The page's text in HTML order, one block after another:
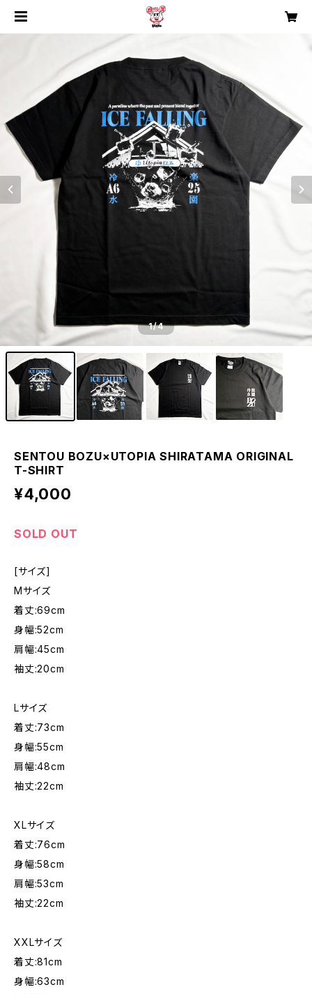
1/4
SENTOU BOZU×UTOPIA SHIRATAMA ORIGINAL
T-SHIRT
¥4,000
SOLD OUT
[サイズ]
Mサイズ
着丈:69cm
身幅:52cm
肩幅:45cm
袖丈:20cm
Lサイズ
着丈:73cm
身幅:55cm
肩幅:48cm
袖丈:22cm
XLサイズ
着丈:76cm
身幅:58cm
肩幅:53cm
袖丈:22cm
XXLサイズ
着丈:81cm
身幅:63cm